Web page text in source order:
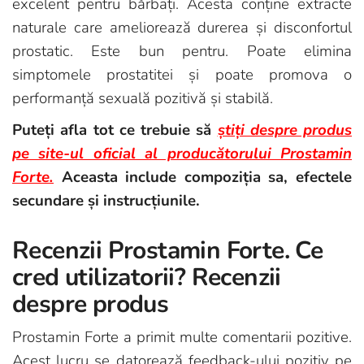
excelent pentru bărbați. Acesta conține extracte
naturale care ameliorează durerea și disconfortul
prostatic. Este bun pentru. Poate elimina
simptomele prostatitei și poate promova o
performanță sexuală pozitivă și stabilă.
Puteți afla tot ce trebuie săștiți despre produs
pe site-ul oficial al producătorului Prostamin
Forte. Aceasta include compoziția sa, efectele
secundare și instrucțiunile.
Recenzii Prostamin Forte. Ce
cred utilizatorii? Recenzii
despre produs
Prostamin Forte a primit multe comentarii pozitive.